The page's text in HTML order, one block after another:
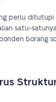
perlu ditutupi
satu-
borang